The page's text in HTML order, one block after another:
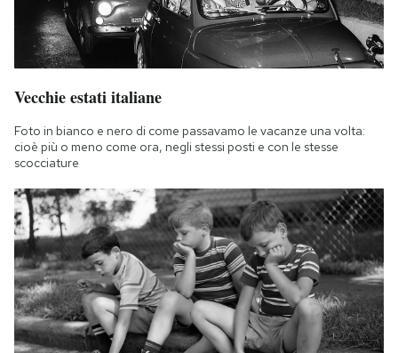
Vecchie estati italiane
Foto in bianco e nero di come passavamo le vacanze una volta:
cioè più o meno come ora, negli stessi posti e con le stesse
scocciature